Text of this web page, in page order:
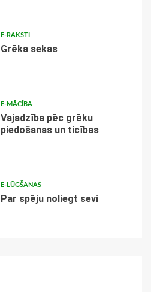
E-RAKSTI
Grēka sekas
E-MĀCĪBA
Vajadzība pēc grēku
piedošanas un ticības
E-LŪGŠANAS
Par spēju noliegt sevi